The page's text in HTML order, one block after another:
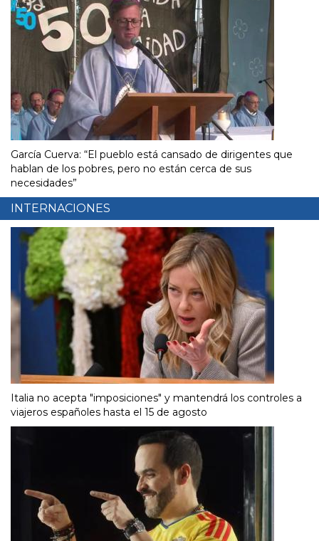
García Cuerva: “El pueblo está cansado de dirigentes que
hablan de los pobres, pero no están cerca de sus
necesidades”
INTERNACIONES
Italia no acepta "imposiciones" y mantendrá los controles a
viajeros españoles hasta el 15 de agosto